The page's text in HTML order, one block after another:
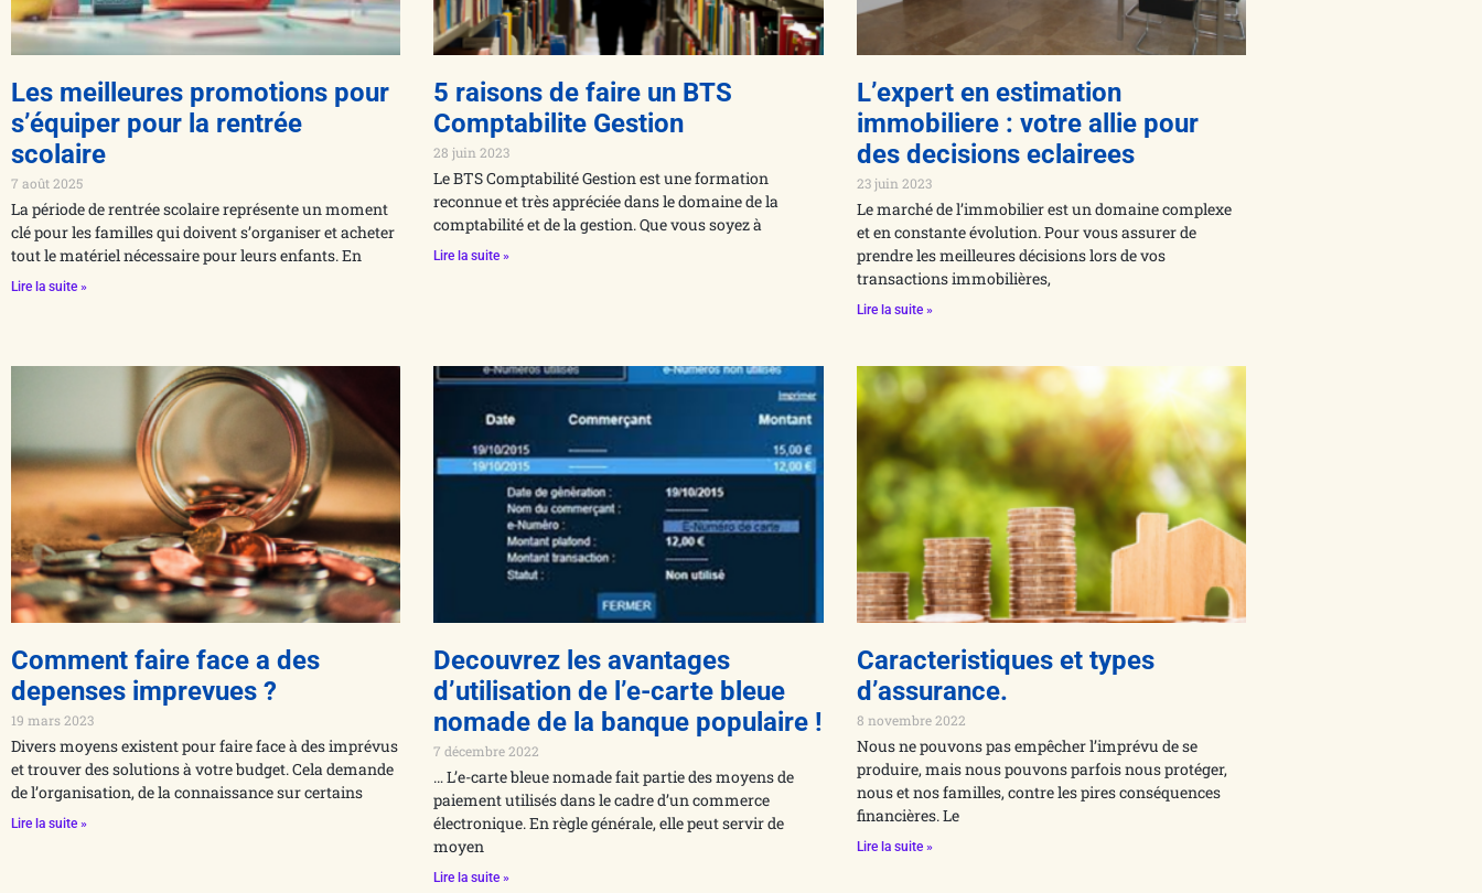
Les meilleures promotions pour
s’équiper pour la rentrée
scolaire
7 août 2025
La période de rentrée scolaire représente un moment
clé pour les familles qui doivent s’organiser et acheter
tout le matériel nécessaire pour leurs enfants. En
Lire la suite »
5 raisons de faire un BTS
Comptabilite Gestion
28 juin 2023
Le BTS Comptabilité Gestion est une formation
reconnue et très appréciée dans le domaine de la
comptabilité et de la gestion. Que vous soyez à
Lire la suite »
L’expert en estimation
immobiliere : votre allie pour
des decisions eclairees
23 juin 2023
Le marché de l’immobilier est un domaine complexe
et en constante évolution. Pour vous assurer de
prendre les meilleures décisions lors de vos
transactions immobilières,
Lire la suite »
Comment faire face a des
depenses imprevues ?
19 mars 2023
Divers moyens existent pour faire face à des imprévus
et trouver des solutions à votre budget. Cela demande
de l’organisation, de la connaissance sur certains
Lire la suite »
Decouvrez les avantages
d’utilisation de l’e-carte bleue
nomade de la banque populaire !
7 décembre 2022
… L’e-carte bleue nomade fait partie des moyens de
paiement utilisés dans le cadre d’un commerce
électronique. En règle générale, elle peut servir de
moyen
Lire la suite »
Caracteristiques et types
d’assurance.
8 novembre 2022
Nous ne pouvons pas empêcher l’imprévu de se
produire, mais nous pouvons parfois nous protéger,
nous et nos familles, contre les pires conséquences
financières. Le
Lire la suite »